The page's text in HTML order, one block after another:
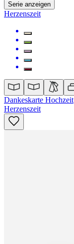
Serie anzeigen
Herzenszeit
Dankeskarte Hochzeit
Herzenszeit